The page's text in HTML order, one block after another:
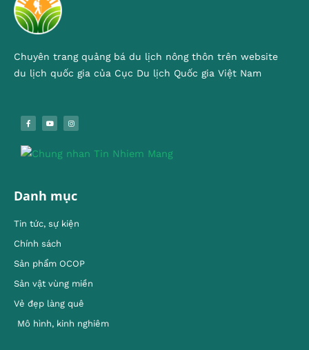
Chuyên trang quảng bá du lịch nông thôn trên website
du lịch quốc gia của Cục Du lịch Quốc gia Việt Nam
Danh mục
Tin tức, sự kiện
Chính sách
Sản phẩm OCOP
Sản vật vùng miền
Vẻ đẹp làng quê
Mô hình, kinh nghiêm